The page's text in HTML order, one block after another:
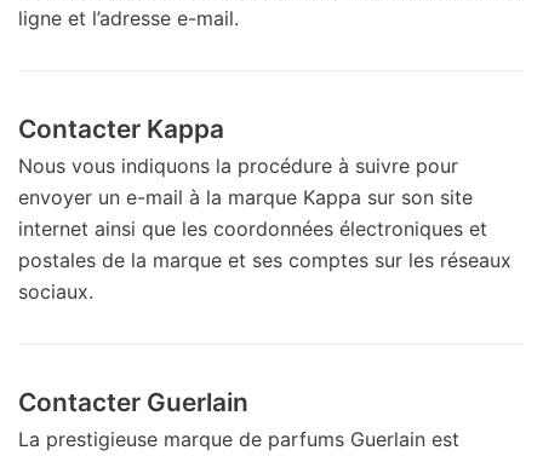
ligne et l’adresse e-mail.
Contacter Kappa
Nous vous indiquons la procédure à suivre pour
envoyer un e-mail à la marque Kappa sur son site
internet ainsi que les coordonnées électroniques et
postales de la marque et ses comptes sur les réseaux
sociaux.
Contacter Guerlain
La prestigieuse marque de parfums Guerlain est